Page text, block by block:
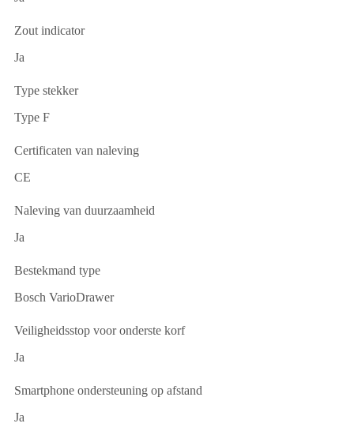
Zout indicator
Ja
Type stekker
Type F
Certificaten van naleving
CE
Naleving van duurzaamheid
Ja
Bestekmand type
Bosch VarioDrawer
Veiligheidsstop voor onderste korf
Ja
Smartphone ondersteuning op afstand
Ja